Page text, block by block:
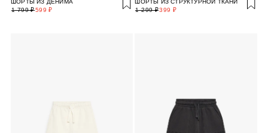
ШОРТЫ ИЗ ДЕНИМА
599 ₽
1 799 ₽
ШОРТЫ ИЗ СТРУКТУРНОЙ ТКАНИ
399 ₽
1 299 ₽